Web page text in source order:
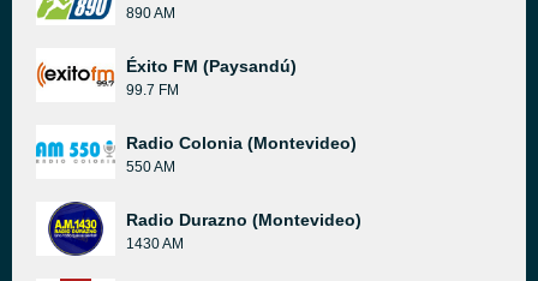
890 AM
Éxito FM (Paysandú)
99.7 FM
Radio Colonia (Montevideo)
550 AM
Radio Durazno (Montevideo)
1430 AM